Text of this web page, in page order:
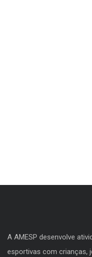
A AMESP desenvolve
esportivas com crianças,